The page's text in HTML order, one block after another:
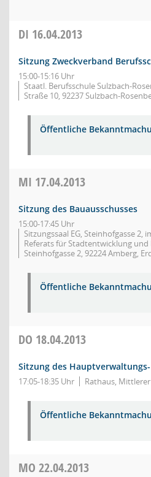
DI 16.04.2013
Sitzung Zweckverband
15:00-15:16 Uhr
Staatl. Berufsschule Sulzbach-
Straße 10, 92237 Sulzbach-
Öffentliche
MI 17.04.2013
Sitzung des Bauausschusses
15:00-17:45 Uhr
Sitzungssaal EG, Steinhofgasse 2,
Referats für Stadtentwicklung und
Steinhofgasse 2, 92224 Amberg,
Öffentliche
DO 18.04.2013
Sitzung des
17:05-18:35 Uhr Rathaus,
Öffentliche
MO 22.04.2013